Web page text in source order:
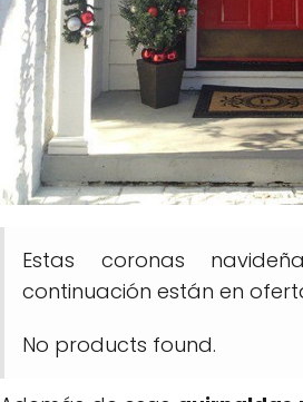
Estas coronas
continuación están en
No products found.